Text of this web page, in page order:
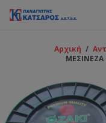
Αρχική /